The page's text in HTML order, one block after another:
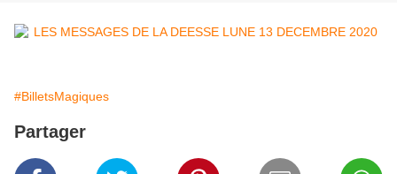
#BilletsMagiques
Partager